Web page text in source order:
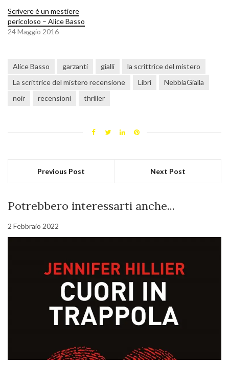
Scrivere è un mestiere
pericoloso – Alice Basso
24 Maggio 2016
Alice Basso garzanti gialli
la scrittrice del mistero
La scrittrice del mistero recensione
Libri
NebbiaGialla
noir
recensioni thriller
Previous Post Next Post
Potrebbero interessarti anche...
2 Febbraio 2022